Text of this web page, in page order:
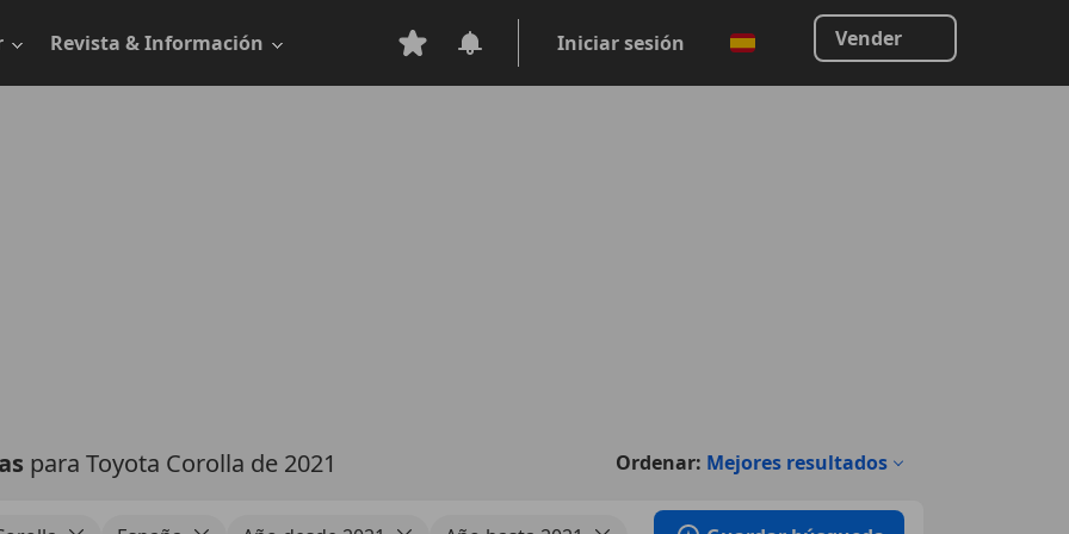
Revista & Información Iniciar sesión Vender
para Toyota Corolla de 2021 Ordenar: Mejores resultados